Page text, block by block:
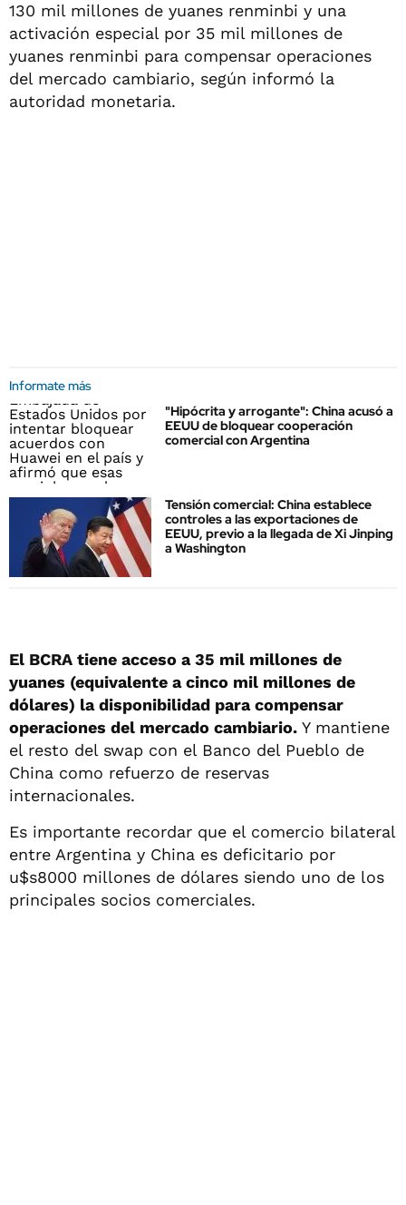
130 mil millones de yuanes renminbi y una
activación especial por 35 mil millones de
yuanes renminbi para compensar operaciones
del mercado cambiario, según informó la
autoridad monetaria.
Informate más
"Hipócrita y arrogante": China acusó a
EEUU de bloquear cooperación
comercial con Argentina
Tensión comercial: China establece
controles a las exportaciones de
EEUU, previo a la llegada de Xi Jinping
a Washington
El BCRA tiene acceso a 35 mil millones de
yuanes (equivalente a cinco mil millones de
dólares) la disponibilidad para compensar
operaciones del mercado cambiario. Y mantiene
el resto del swap con el Banco del Pueblo de
China como refuerzo de reservas
internacionales.
Es importante recordar que el comercio bilateral
entre Argentina y China es deficitario por
u$s8000 millones de dólares siendo uno de los
principales socios comerciales.